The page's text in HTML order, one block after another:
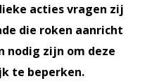
acties vragen zij
die roken aanricht
nodig zijn om deze
te beperken.